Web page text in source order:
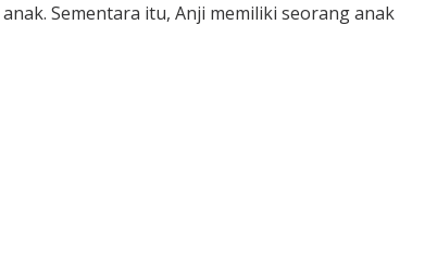
Sementara itu, Anji memiliki seorang anak